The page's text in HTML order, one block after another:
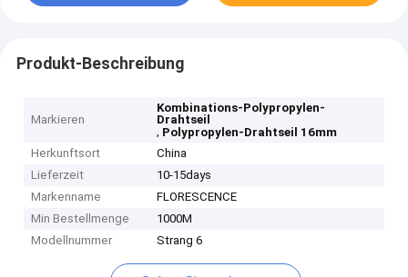
Produkt-Beschreibung
Markieren
Kombinations-Polypropylen-
Drahtseil
, Polypropylen-Drahtseil 16mm
Herkunftsort
China
Lieferzeit
10-15days
Markenname
FLORESCENCE
Min Bestellmenge
1000M
Modellnummer
Strang 6